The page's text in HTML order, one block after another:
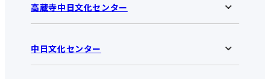
高蔵寺中日文化センター
高蔵寺中日文化センターHOME
お知らせ
中日文化センター